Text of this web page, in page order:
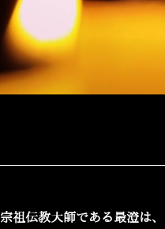
宗祖伝教大師である最澄は